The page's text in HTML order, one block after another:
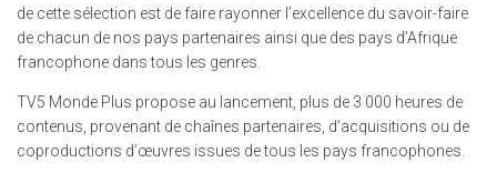
de cette sélection est de faire rayonner l’excellence du savoir-faire
de chacun de nos pays partenaires ainsi que des pays d’Afrique
francophone dans tous les genres.
TV5 Monde Plus propose au lancement, plus de 3 000 heures de
contenus, provenant de chaînes partenaires, d’acquisitions ou de
coproductions d’œuvres issues de tous les pays francophones.